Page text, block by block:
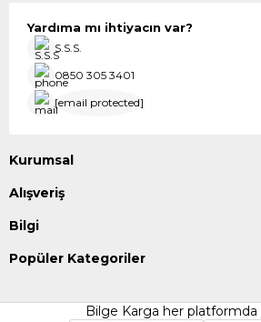
Yardıma mı ihtiyacın var?
S.S.S.
0850 305 3401
[email protected]
Kurumsal
Alışveriş
Bilgi
Popüler Kategoriler
Bilge Karga her platformda